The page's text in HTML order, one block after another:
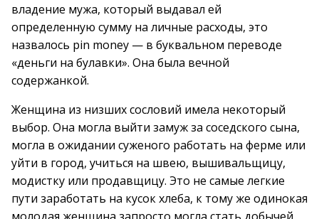
владение мужа, который выдавал ей
определенную сумму на личные расходы, это
назвалось pin money — в буквальном переводе
«деньги на булавки». Она была вечной
содержанкой.
Женщина из низших сословий имела некоторый
выбор. Она могла выйти замуж за соседского сына,
могла в ожидании суженого работать на ферме или
уйти в город, учиться на швею, вышивальщицу,
модистку или продавщицу. Это не самые легкие
пути заработать на кусок хлеба, к тому же одинокая